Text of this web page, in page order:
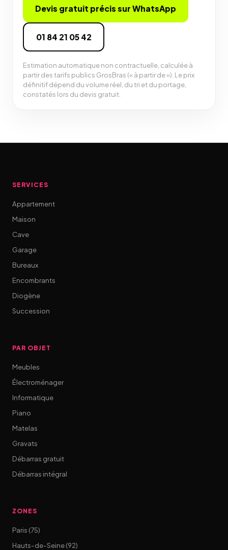
Devis gratuit précis sur WhatsApp
01 84 21 05 42
Estimation automatique non contractuelle, calculée à
partir des tarifs publics GrosBras (« à partir de »). Le prix
définitif dépend du volume réel, du tri et du portage,
constatés lors du devis gratuit.
SERVICES
Appartement
Maison
Cave
Garage
Bureaux
Encombrants
Diogène
Succession
PAR OBJET
Meubles
Électroménager
Informatique
Piano
Matelas
Gravats
Débarras gratuit
Débarras intégral
ZONES
Paris (75)
Hauts-de-Seine (92)